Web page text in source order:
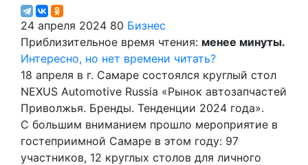
24 апреля 2024 80 Бизнес
Приблизительное время чтения: менее минуты.
Интересно, но нет времени читать?
18 апреля в г. Самаре состоялся круглый стол
NEXUS Automotive Russia «Рынок автозапчастей
Приволжья. Бренды. Тенденции 2024 года».
С большим вниманием прошло мероприятие в
гостеприимной Самаре в этом году: 97
участников, 12 круглых столов для личного